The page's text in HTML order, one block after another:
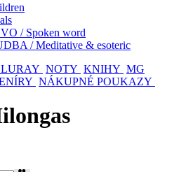
/ Spoken word
/ Meditative & esoteric
NOTY KNIHY MG
NÁKUPNÉ POUKAZY